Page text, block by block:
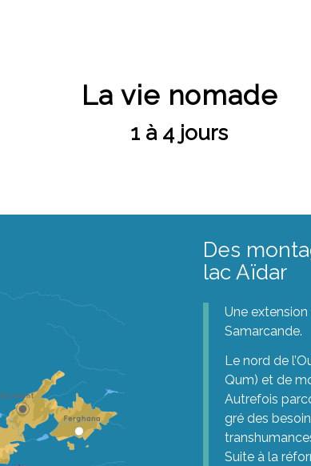
La vie nomade
1 à 4 jours
Des
lac Aïdar
Une
Samarcande.
Le nord de
Qum) et de
Autrefois
gré des
Suite à la